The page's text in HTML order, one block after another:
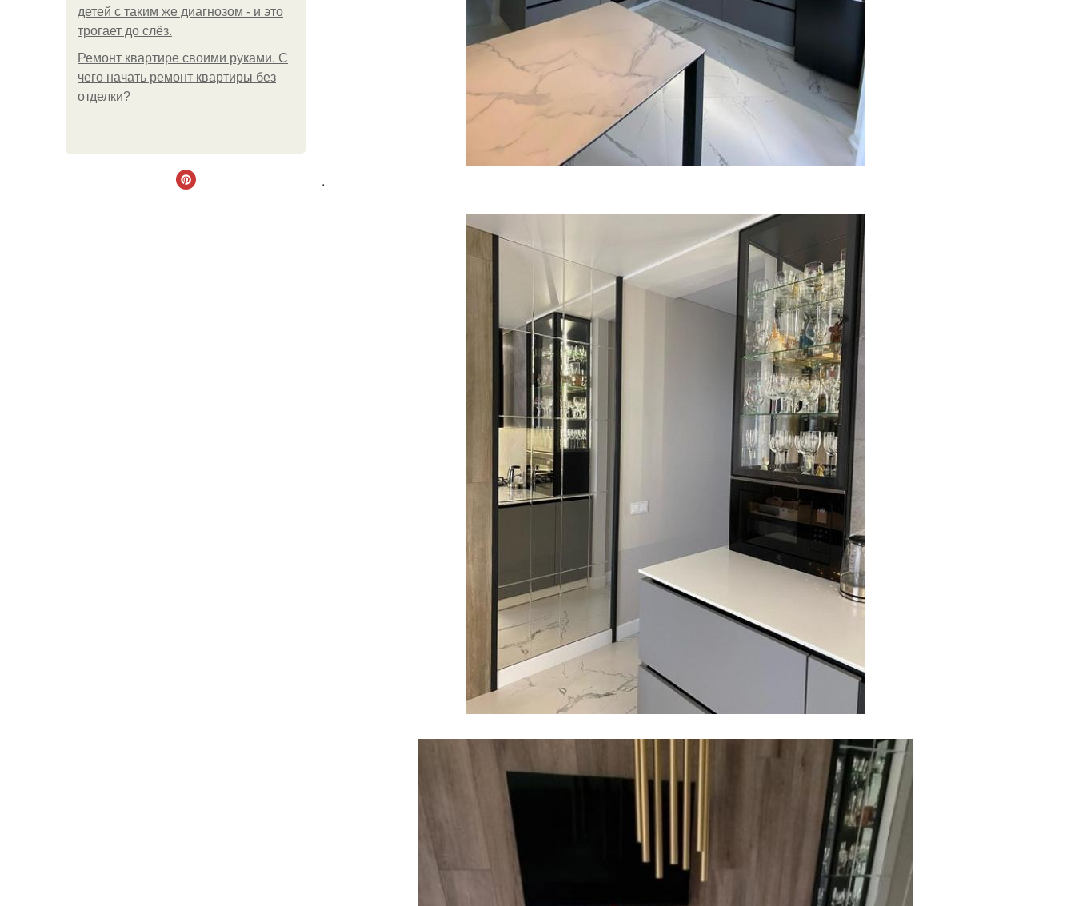
детей с таким же диагнозом - и это
трогает до слёз.
Ремонт квартире своими руками. С
чего начать ремонт квартиры без
отделки?
.